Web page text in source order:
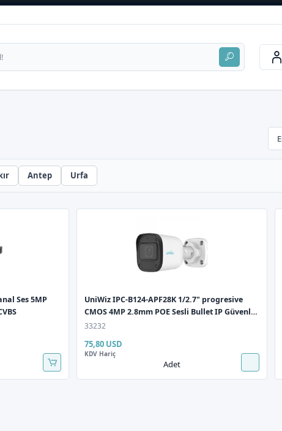
Antep Urfa
Ses 5MP
UniWiz IPC-B124-APF28K 1/2.7" progresive
CMOS 4MP 2.8mm POE Sesli Bullet IP Güvenlik
Kamera
33232
75,80 USD
KDV Hariç
Adet